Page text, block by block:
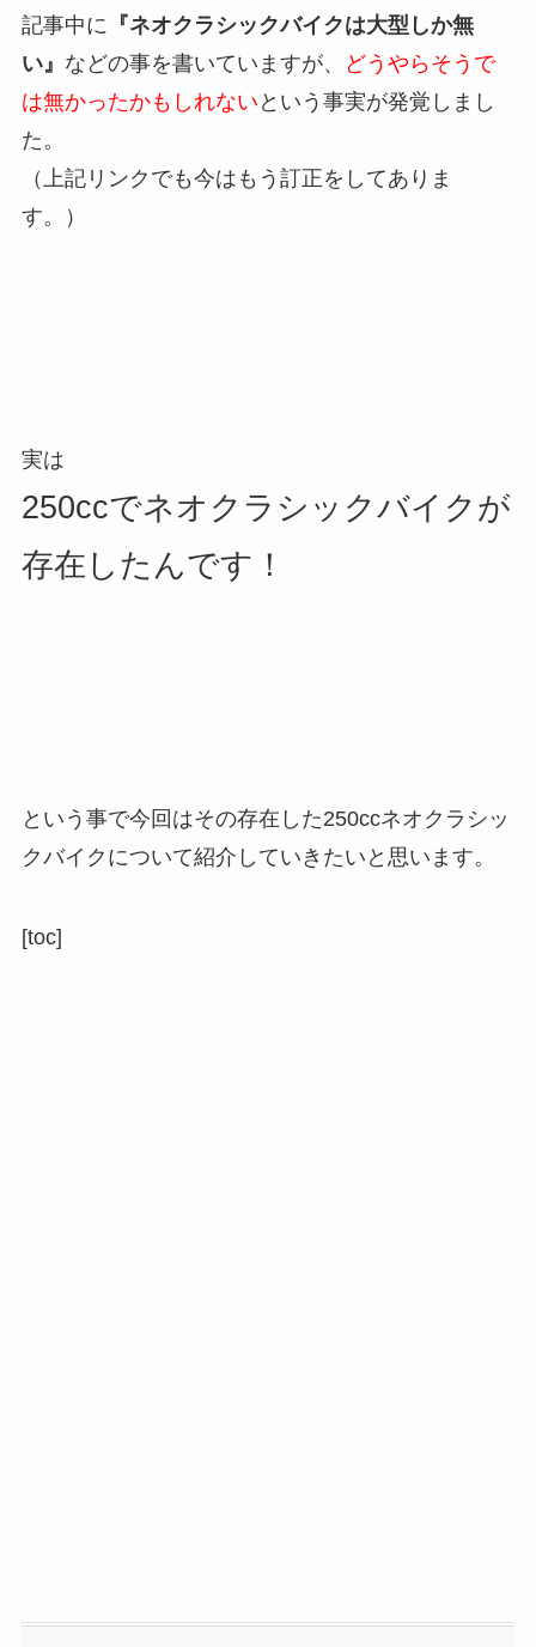
記事中に 『ネオクラシックバイクは大型しか無
い』 などの事を書いていますが、
どうやらそうで
は無かったかもしれない という事実が発覚しまし
た。
（上記リンクでも今はもう訂正をしてありま
す。）
実は
250ccでネオクラシックバイクが
存在したんです！
という事で今回はその存在した250ccネオクラシッ
クバイクについて紹介していきたいと思います。
[toc]